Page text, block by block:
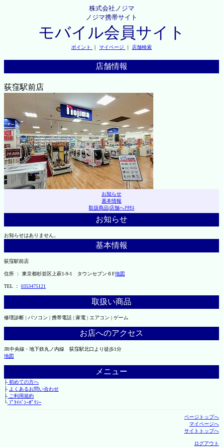
株式会社ノジマ
ノジマ携帯サイト
モバイル会員サイト
ポイント ｜ マイページ ｜ 店舗検索
店舗情報
荻窪駅前店
お知らせ
基本情報
取扱商品|店舗へｱｸｾｽ
お知らせ
お知らせはありません。
基本情報
荻窪駅前店
住所 ： 東京都杉並区上萩1-9-1 タウンセブン６F地図
TEL ： 0353475121
取扱い商品
修理診断 | パソコン | 携帯電話 | 家電 | エアコン | ゲーム
お店へのアクセス
JR中央線・地下鉄丸ノ内線 荻窪駅北口より徒歩1分
地図
メニュー
├初めての方へ
├ よくあるお問い合わせ
├ご利用規約
└ﾌﾟﾗｲﾊﾞｼｰﾎﾟﾘｼｰ
ページトップへ
マイページへ
サイトトップへ
ログアウト